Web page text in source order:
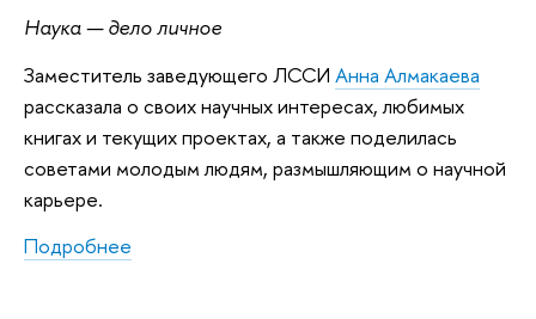
Наука — дело личное
Заместитель заведующего ЛССИ Анна Алмакаева
рассказала о своих научных интересах, любимых
книгах и текущих проектах, а также поделилась
советами молодым людям, размышляющим о научной
карьере.
Подробнее